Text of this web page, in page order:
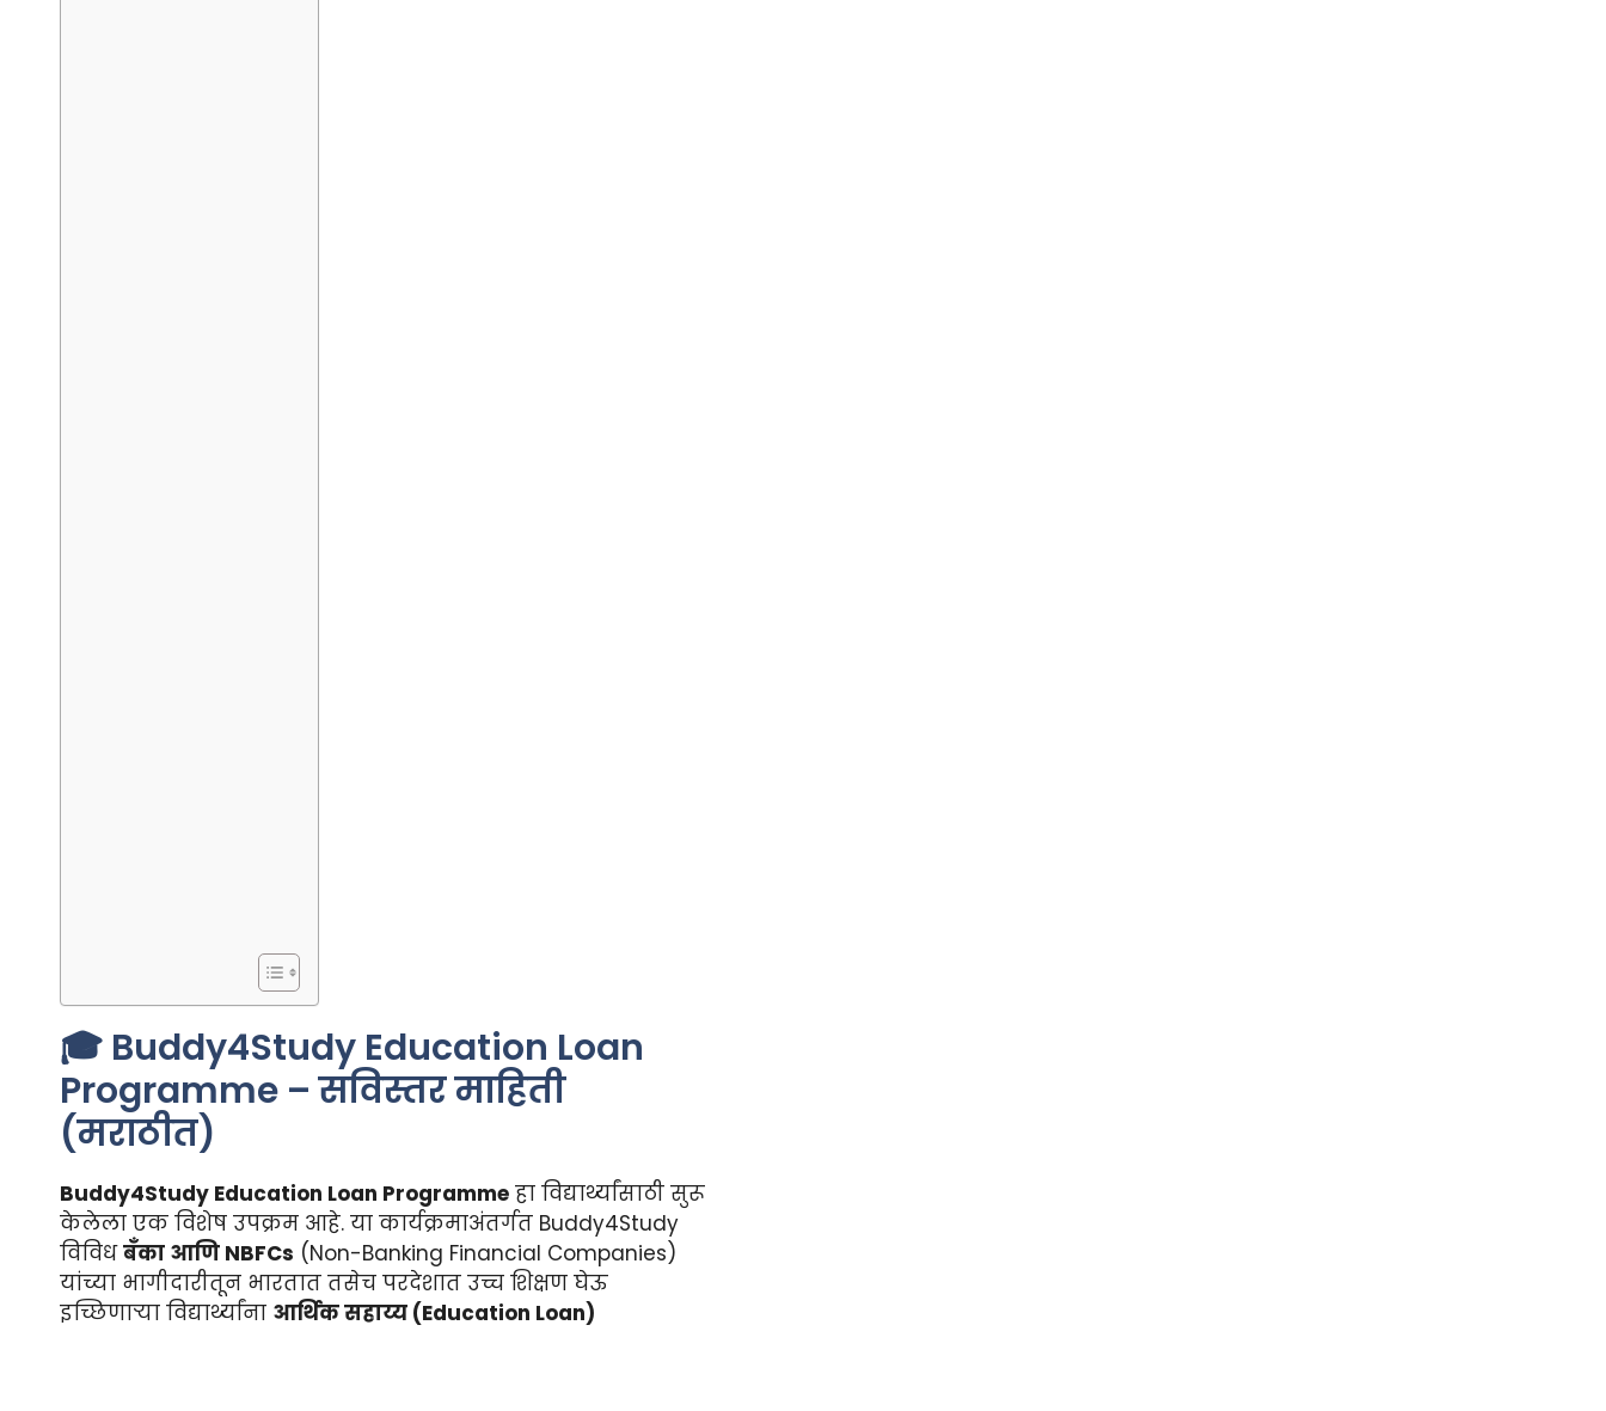
🎓 Buddy4Study Education Loan
Programme – सविस्तर माहिती
(मराठीत)
Buddy4Study Education Loan Programme हा विद्यार्थ्यांसाठी सुरू
केलेला एक विशेष उपक्रम आहे. या कार्यक्रमाअंतर्गत Buddy4Study
विविधबँका आणि NBFCs (Non-Banking Financial Companies)
यांच्या भागीदारीतून भारतात तसेच परदेशात उच्च शिक्षण घेऊ
इच्छिणाऱ्या विद्यार्थ्यांना आर्थिक सहाय्य (Education Loan)